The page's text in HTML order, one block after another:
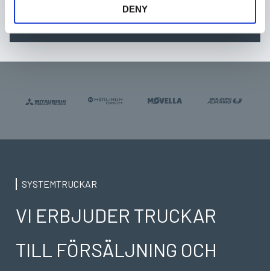
DENY
SYSTEMTRUCKAR
VI ERBJUDER TRUCKAR
TILL FÖRSÄLJNING OCH